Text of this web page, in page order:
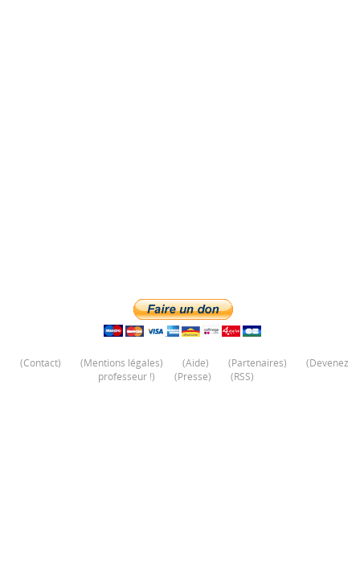
(Contact) (Mentions légales) (Aide) (Partenaires) (Devenez
professeur !) (Presse) (RSS)